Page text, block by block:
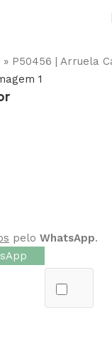
» P50456 | Arruela
pelo WhatsApp.